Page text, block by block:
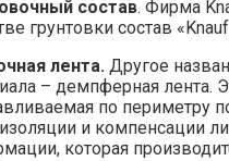
состав. Фирма
грунтовки состав
лента. Другое
– демпферная лента.
по периметру
и компенсации
которая